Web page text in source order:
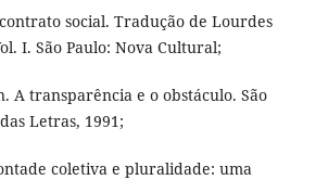
contrato social. Tradução de Lourdes
I. São Paulo: Nova Cultural;
A transparência e o obstáculo. São
Letras, 1991;
coletiva e pluralidade: uma